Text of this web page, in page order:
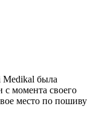
Medikal была
с момента своего
место по пошиву